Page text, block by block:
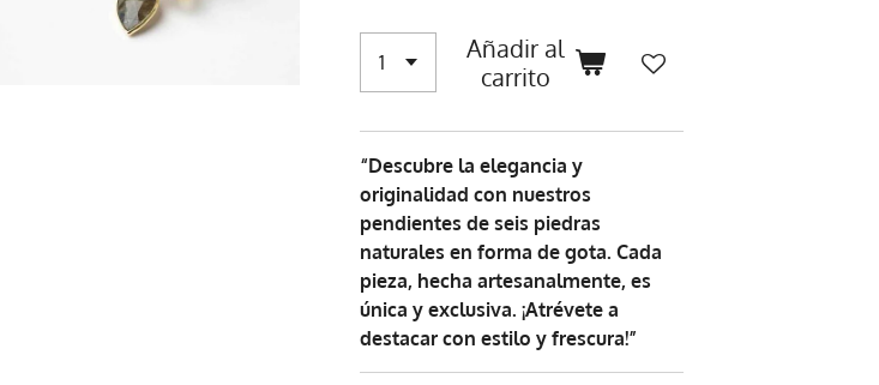
Añadir al
carrito
“Descubre la elegancia y
originalidad con nuestros
pendientes de seis piedras
naturales en forma de gota. Cada
pieza, hecha artesanalmente, es
única y exclusiva. ¡Atrévete a
destacar con estilo y frescura!”